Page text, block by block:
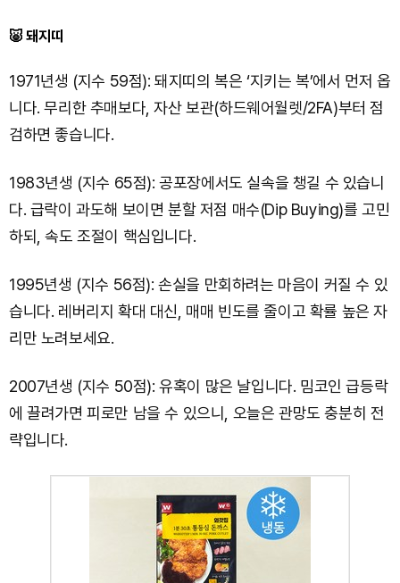
🐷 돼지띠
1971년생 (지수 59점): 돼지띠의 복은 ‘지키는 복’에서 먼저 옵
니다. 무리한 추매보다, 자산 보관(하드웨어월렛/2FA)부터 점
검하면 좋습니다.
1983년생 (지수 65점): 공포장에서도 실속을 챙길 수 있습니
다. 급락이 과도해 보이면 분할 저점 매수(Dip Buying)를 고민
하되, 속도 조절이 핵심입니다.
1995년생 (지수 56점): 손실을 만회하려는 마음이 커질 수 있
습니다. 레버리지 확대 대신, 매매 빈도를 줄이고 확률 높은 자
리만 노려보세요.
2007년생 (지수 50점): 유혹이 많은 날입니다. 밈코인 급등락
에 끌려가면 피로만 남을 수 있으니, 오늘은 관망도 충분히 전
략입니다.